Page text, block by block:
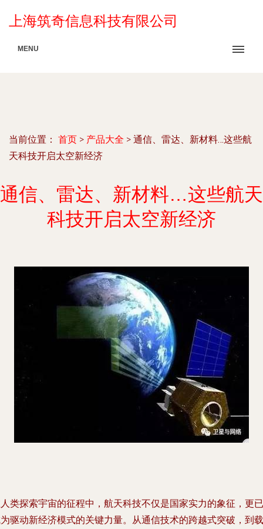
上海筑奇信息科技有限公司
MENU
当前位置： 首页 > 产品大全 > 通信、雷达、新材料…这些航
天科技开启太空新经济
通信、雷达、新材料…这些航天
科技开启太空新经济
类探索宇宙的征程中，航天科技不仅是国家实力的象征，更已
驱动新经济模式的关键力量。从通信技术的跨越式突破，到载